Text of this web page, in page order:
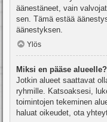
äänestäneet, vain
sen. Tämä estää
äänestyksen.
Ylös
Miksi en pääse alueelle?
Jotkin alueet saattavat
ryhmille. Katsoaksesi,
toimintojen tekeminen
haluat oikeudet, ota